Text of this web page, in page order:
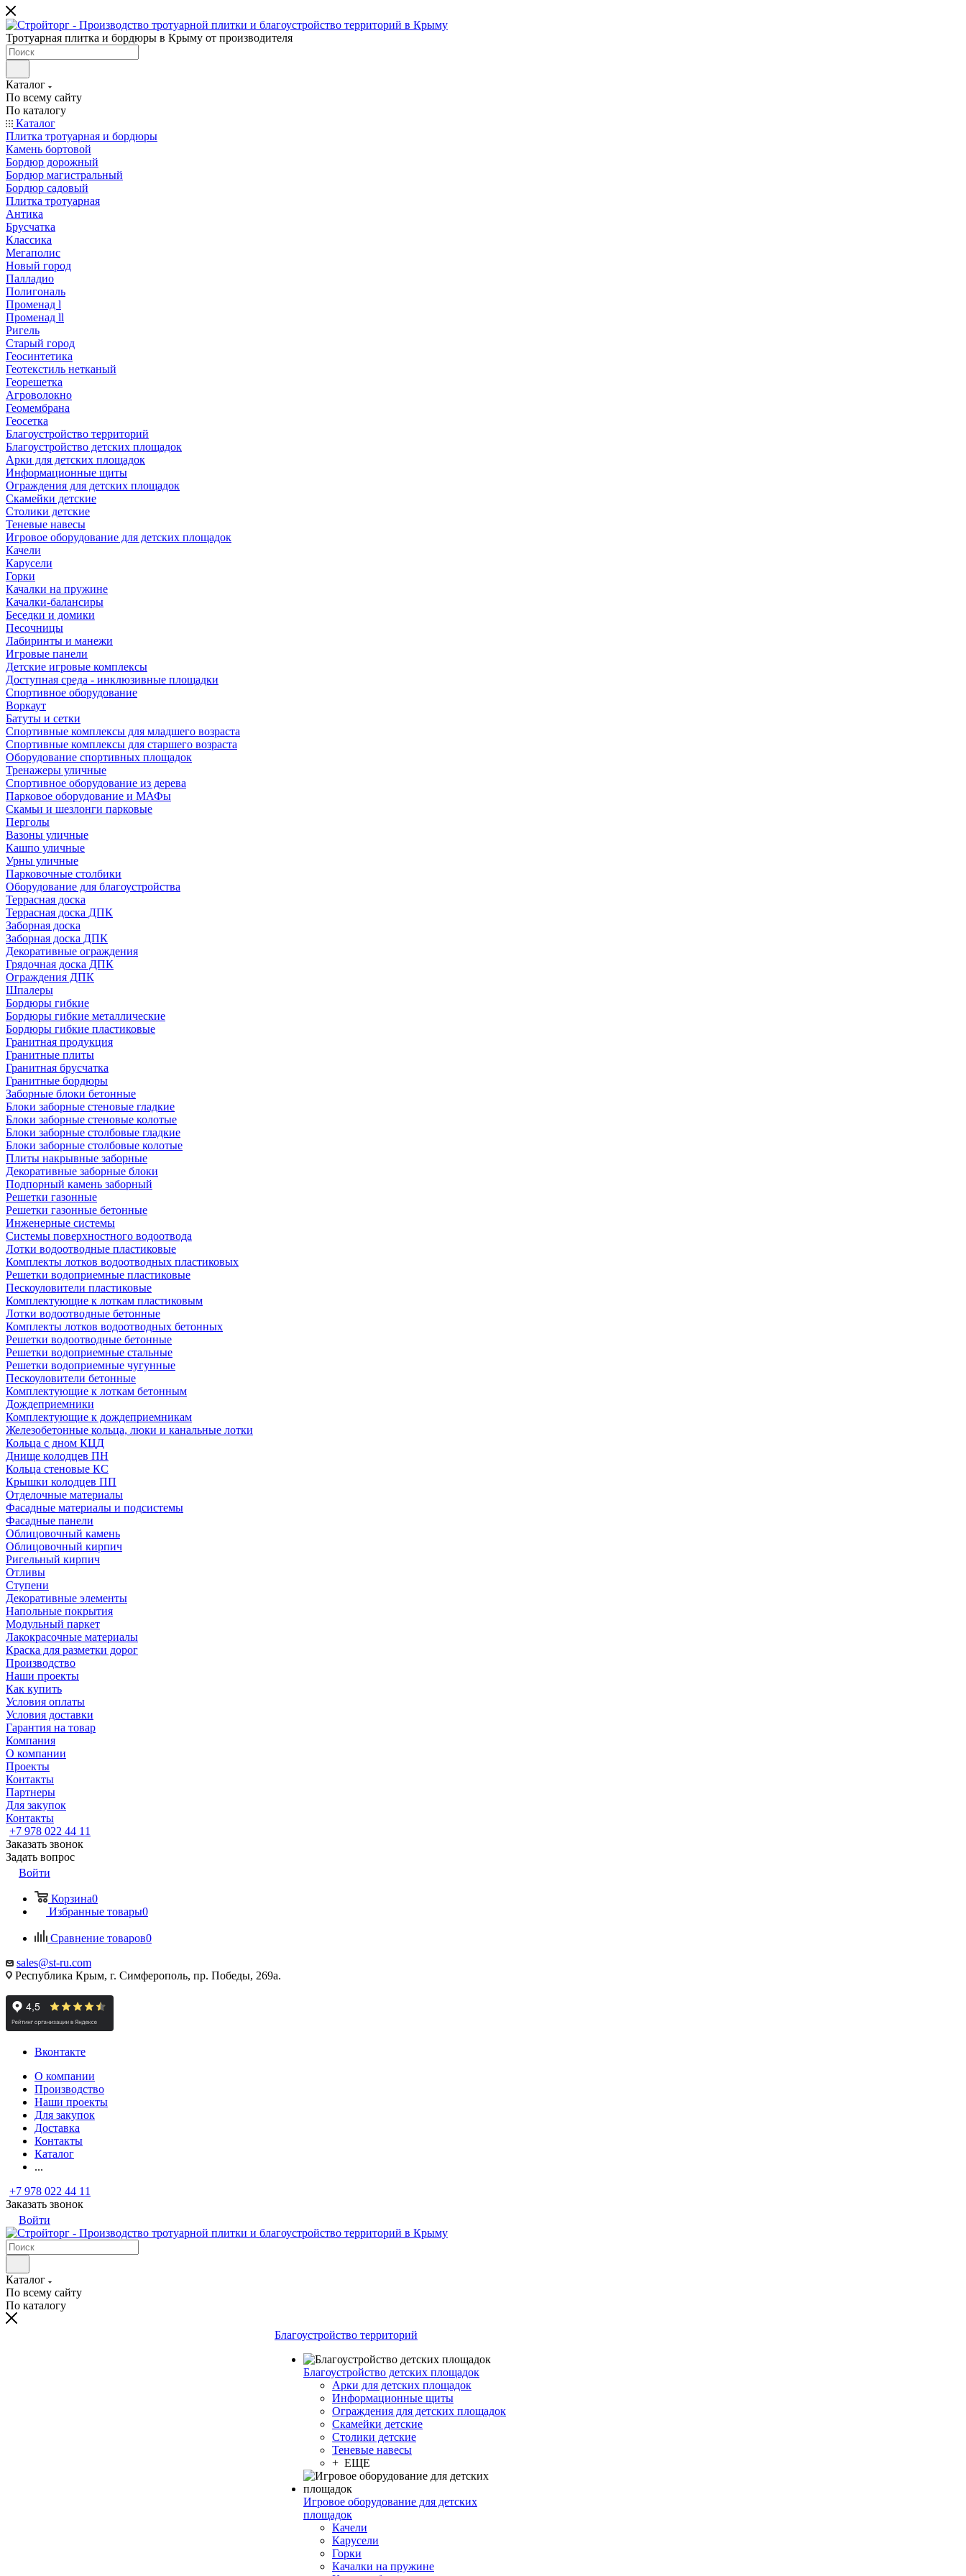
Тротуарная плитка и бордюры в Крыму от производителя
Каталог
По всему сайту
По каталогу
Каталог
Плитка тротуарная и бордюры
Камень бортовой
Бордюр дорожный
Бордюр магистральный
Бордюр садовый
Плитка тротуарная
Антика
Брусчатка
Классика
Мегаполис
Новый город
Палладио
Полигональ
Променад l
Променад ll
Ригель
Старый город
Геосинтетика
Геотекстиль нетканый
Георешетка
Агроволокно
Геомембрана
Геосетка
Благоустройство территорий
Благоустройство детских площадок
Арки для детских площадок
Информационные щиты
Ограждения для детских площадок
Скамейки детские
Столики детские
Теневые навесы
Игровое оборудование для детских площадок
Качели
Карусели
Горки
Качалки на пружине
Качалки-балансиры
Беседки и домики
Песочницы
Лабиринты и манежи
Игровые панели
Детские игровые комплексы
Доступная среда - инклюзивные площадки
Спортивное оборудование
Воркаут
Батуты и сетки
Спортивные комплексы для младшего возраста
Спортивные комплексы для старшего возраста
Оборудование спортивных площадок
Тренажеры уличные
Спортивное оборудование из дерева
Парковое оборудование и МАФы
Скамьи и шезлонги парковые
Перголы
Вазоны уличные
Кашпо уличные
Урны уличные
Парковочные столбики
Оборудование для благоустройства
Террасная доска
Террасная доска ДПК
Заборная доска
Заборная доска ДПК
Декоративные ограждения
Грядочная доска ДПК
Ограждения ДПК
Шпалеры
Бордюры гибкие
Бордюры гибкие металлические
Бордюры гибкие пластиковые
Гранитная продукция
Гранитные плиты
Гранитная брусчатка
Гранитные бордюры
Заборные блоки бетонные
Блоки заборные стеновые гладкие
Блоки заборные стеновые колотые
Блоки заборные столбовые гладкие
Блоки заборные столбовые колотые
Плиты накрывные заборные
Декоративные заборные блоки
Подпорный камень заборный
Решетки газонные
Решетки газонные бетонные
Инженерные системы
Системы поверхностного водоотвода
Лотки водоотводные пластиковые
Комплекты лотков водоотводных пластиковых
Решетки водоприемные пластиковые
Пескоуловители пластиковые
Комплектующие к лоткам пластиковым
Лотки водоотводные бетонные
Комплекты лотков водоотводных бетонных
Решетки водоотводные бетонные
Решетки водоприемные стальные
Решетки водоприемные чугунные
Пескоуловители бетонные
Комплектующие к лоткам бетонным
Дождеприемники
Комплектующие к дождеприемникам
Железобетонные кольца, люки и канальные лотки
Кольца с дном КЦД
Днище колодцев ПН
Кольца стеновые КС
Крышки колодцев ПП
Отделочные материалы
Фасадные материалы и подсистемы
Фасадные панели
Облицовочный камень
Облицовочный кирпич
Ригельный кирпич
Отливы
Ступени
Декоративные элементы
Напольные покрытия
Модульный паркет
Лакокрасочные материалы
Краска для разметки дорог
Производство
Наши проекты
Как купить
Условия оплаты
Условия доставки
Гарантия на товар
Компания
О компании
Проекты
Контакты
Партнеры
Для закупок
Контакты
+7 978 022 44 11
Заказать звонок
Задать вопрос
Войти
Корзина0
Избранные товары0
Сравнение товаров0
sales@st-ru.com
Республика Крым, г. Симферополь, пр. Победы, 269а.
Вконтакте
О компании
Производство
Наши проекты
Для закупок
Доставка
Контакты
Каталог
...
+7 978 022 44 11
Заказать звонок
Войти
Каталог
По всему сайту
По каталогу
Благоустройство территорий
Благоустройство детских площадок
Арки для детских площадок
Информационные щиты
Ограждения для детских площадок
Скамейки детские
Столики детские
Теневые навесы
+ ЕЩЕ
Игровое оборудование для детских
площадок
Качели
Карусели
Горки
Качалки на пружине